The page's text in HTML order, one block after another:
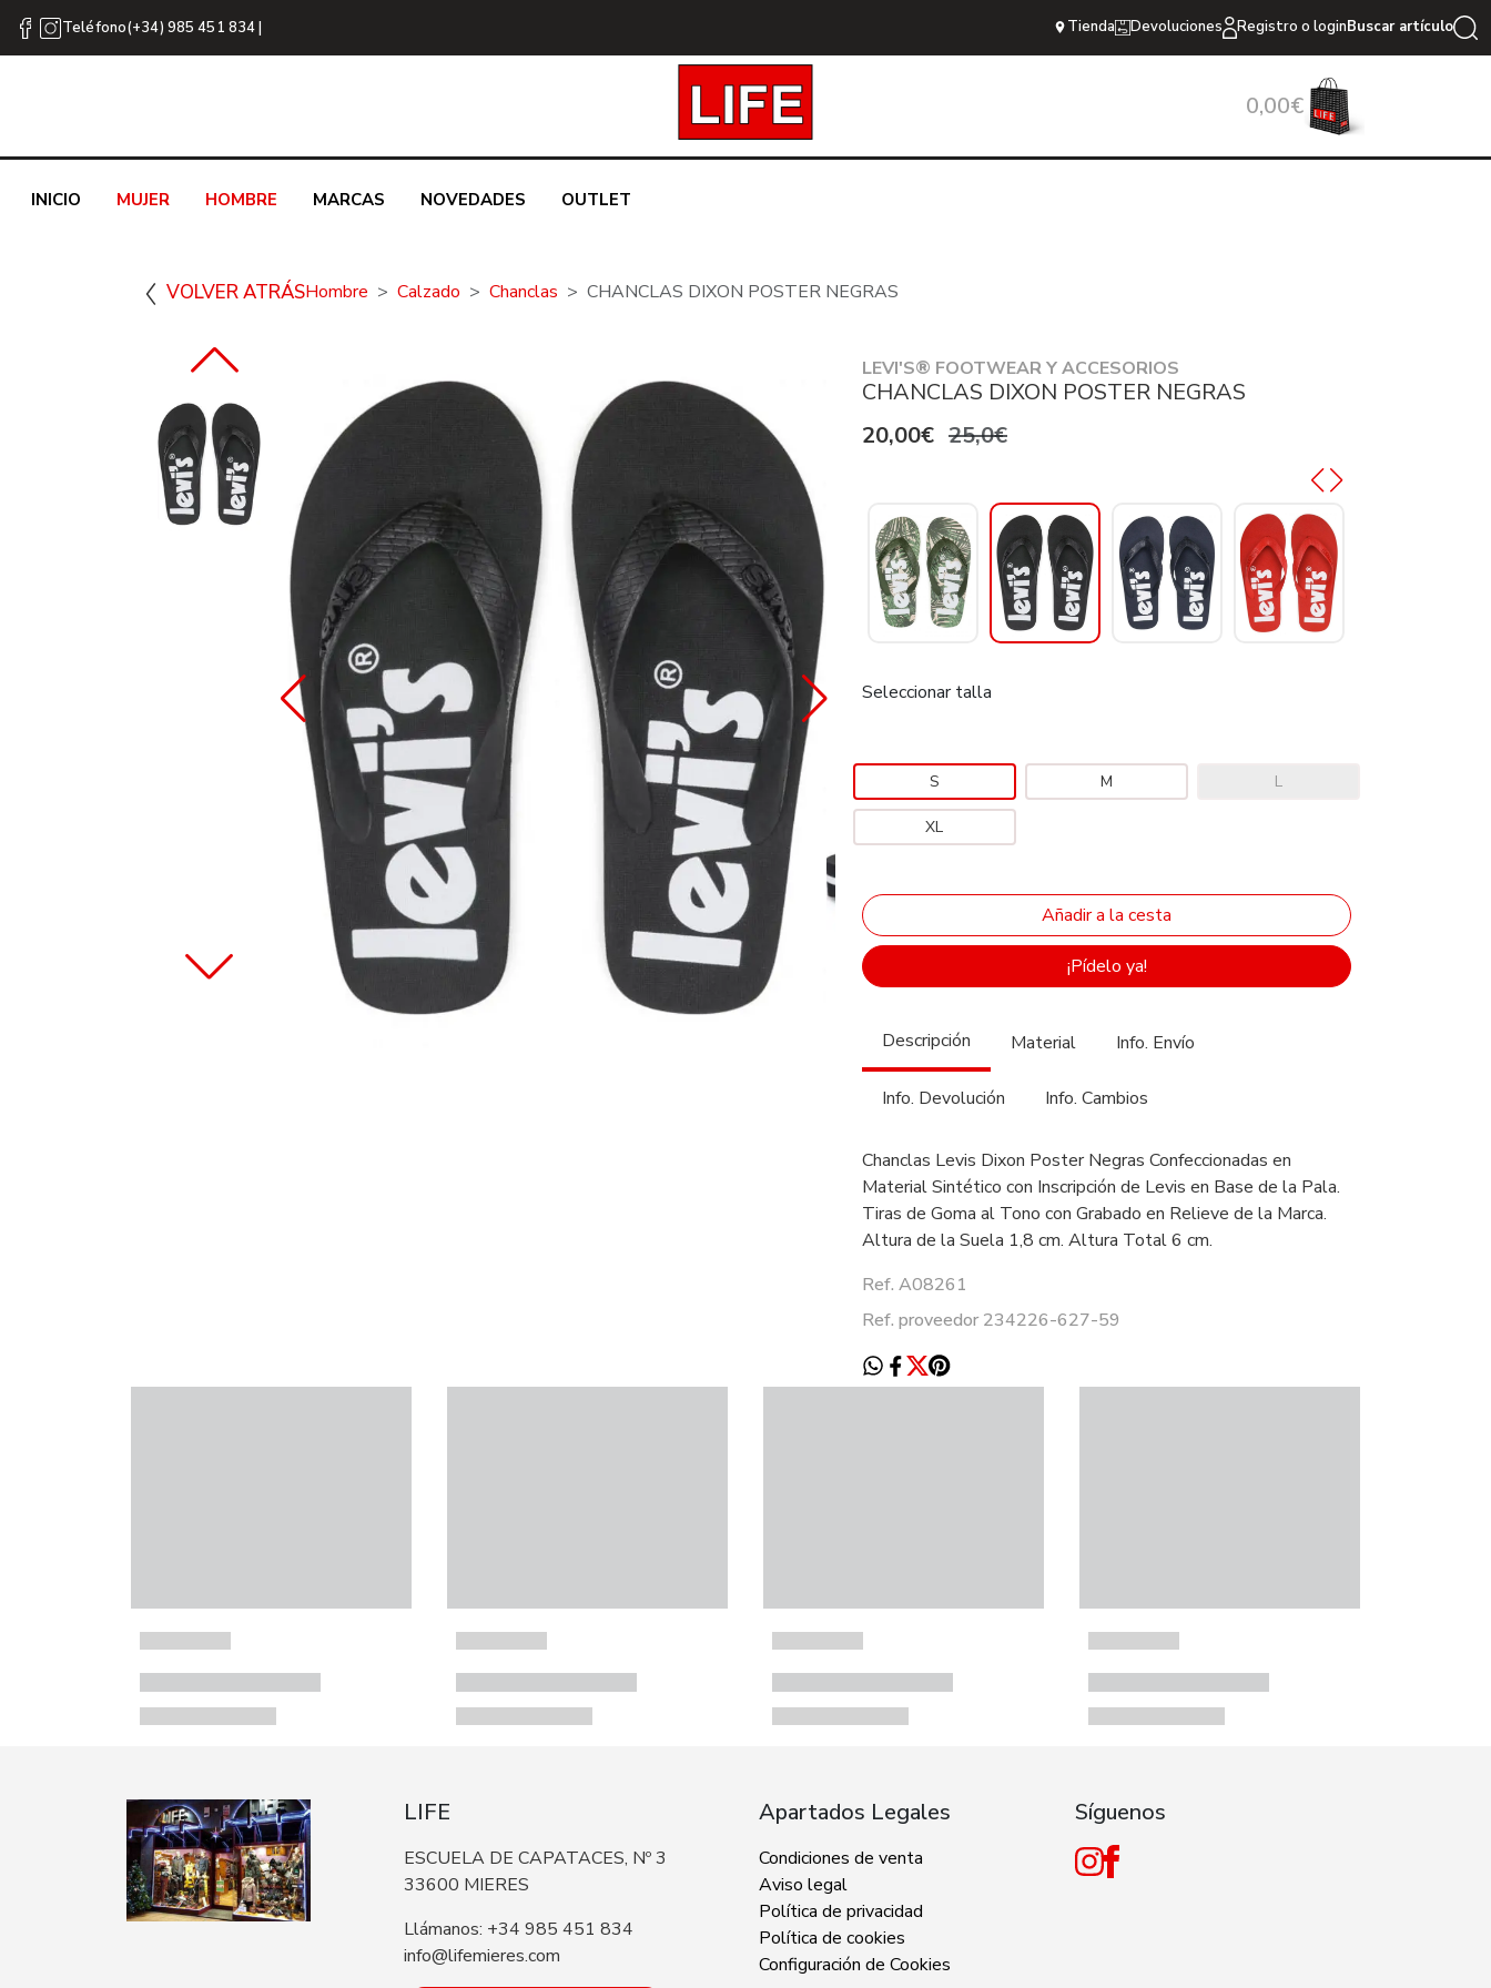
Teléfono(+34) 985 451 834 | Tienda Devoluciones Registro o loginBuscar artículo
0,00€
INICIO MUJER HOMBRE MARCAS NOVEDADES OUTLET
VOLVER ATRÁSHombre Calzado Chanclas CHANCLAS DIXON POSTER NEGRAS
LEVI'S® FOOTWEAR Y ACCESORIOS
CHANCLAS DIXON POSTER NEGRAS
20,00€ 25,0€
Seleccionar talla
S M L
XL
¡Pídelo ya!
Descripción Material Info. Envío
Info. Devolución Info. Cambios
Chanclas Levis Dixon Poster Negras Confeccionadas en
Material Sintético con Inscripción de Levis en Base de la Pala.
Tiras de Goma al Tono con Grabado en Relieve de la Marca.
Altura de la Suela 1,8 cm. Altura Total 6 cm.
Ref. A08261
Ref. proveedor 234226-627-59
LIFE
ESCUELA DE CAPATACES, Nº 3
33600 MIERES
Llámanos: +34 985 451 834
info@lifemieres.com
Apartados Legales
Condiciones de venta
Aviso legal
Política de privacidad
Política de cookies
Configuración de Cookies
Síguenos